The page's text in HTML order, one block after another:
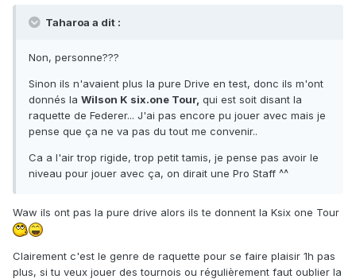
Taharoa a dit :
Non, personne???
Sinon ils n'avaient plus la pure Drive en test, donc ils m'ont
donnés la Wilson K six.one Tour, qui est soit disant la
raquette de Federer... J'ai pas encore pu jouer avec mais je
pense que ça ne va pas du tout me convenir..
Ca a l'air trop rigide, trop petit tamis, je pense pas avoir le
niveau pour jouer avec ça, on dirait une Pro Staff ^^
Waw ils ont pas la pure drive alors ils te donnent la Ksix one Tour
Clairement c'est le genre de raquette pour se faire plaisir 1h pas
plus, si tu veux jouer des tournois ou régulièrement faut oublier la